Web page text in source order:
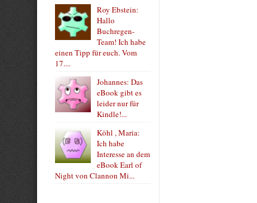
Roy Ebstein:
Hallo
Buchregen-
Team! Ich habe
einen Tipp für euch. Vom
17....
Johannes: Das
eBook gibt es
leider nur für
Kindle!...
Köhl , Maria:
Ich habe
Interesse an dem
eBook Earl of
Night von Clannon Mi...